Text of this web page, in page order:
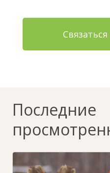
Последние